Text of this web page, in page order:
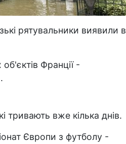
рятувальники виявили в
Франції -
тривають вже кілька днів.
Європи з футболу -